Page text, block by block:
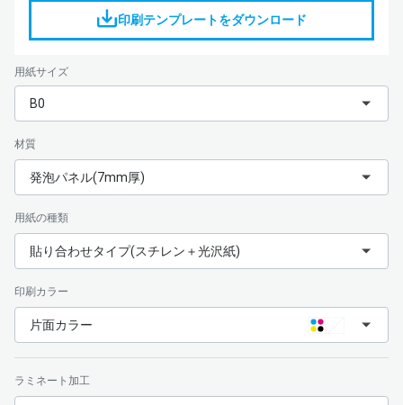
印刷テンプレートをダウンロード
用紙サイズ
B0
材質
発泡パネル(7mm厚)
用紙の種類
貼り合わせタイプ(スチレン＋光沢紙)
印刷カラー
片面カラー
ラミネート加工